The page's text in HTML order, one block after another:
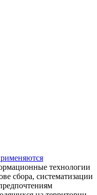
технологии
сбора, систематизации